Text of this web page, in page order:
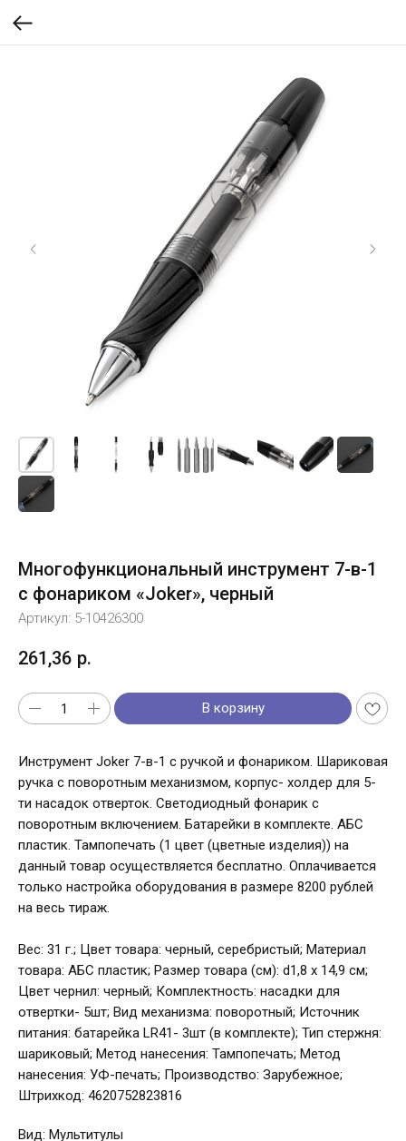
Многофункциональный инструмент 7-в-1
c фонариком «Joker», черный
Артикул: 5-10426300
261,36 р.
В корзину
Инструмент Joker 7-в-1 с ручкой и фонариком. Шариковая
ручка с поворотным механизмом, корпус- холдер для 5-
ти насадок отверток. Светодиодный фонарик с
поворотным включением. Батарейки в комплекте. АБС
пластик. Тампопечать (1 цвет (цветные изделия)) на
данный товар осуществляется бесплатно. Оплачивается
только настройка оборудования в размере 8200 рублей
на весь тираж.
Вес: 31 г.; Цвет товара: черный, серебристый; Материал
товара: АБС пластик; Размер товара (см): d1,8 x 14,9 см;
Цвет чернил: черный; Комплектность: насадки для
отвертки- 5шт; Вид механизма: поворотный; Источник
питания: батарейка LR41- 3шт (в комплекте); Тип стержня:
шариковый; Метод нанесения: Тампопечать; Метод
нанесения: УФ-печать; Производство: Зарубежное;
Штрихкод: 4620752823816
Вид: Мультитулы